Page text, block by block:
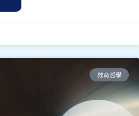
教育哲學